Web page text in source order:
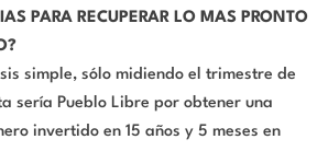
PARA RECUPERAR LO MAS PRONTO
?
simple, sólo midiendo el trimestre de
sería Pueblo Libre por obtener una
invertido en 15 años y 5 meses en